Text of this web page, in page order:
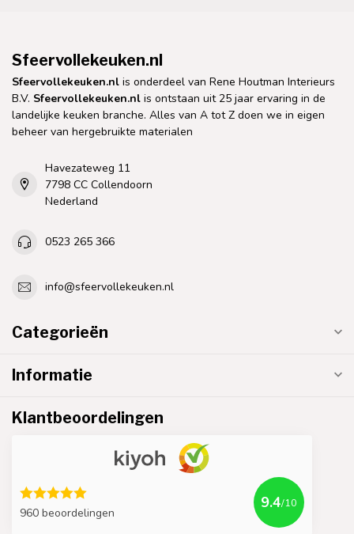
Sfeervollekeuken.nl
Sfeervollekeuken.nl is onderdeel van Rene Houtman Interieurs
B.V. Sfeervollekeuken.nl is ontstaan uit 25 jaar ervaring in de
landelijke keuken branche. Alles van A tot Z doen we in eigen
beheer van hergebruikte materialen
Havezateweg 11
7798 CC Collendoorn
Nederland
0523 265 366
info@sfeervollekeuken.nl
Categorieën
Informatie
Klantbeoordelingen
960 beoordelingen
9.4/10